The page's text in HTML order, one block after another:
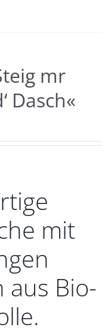
mr
Dasch«
mit
aus Bio-